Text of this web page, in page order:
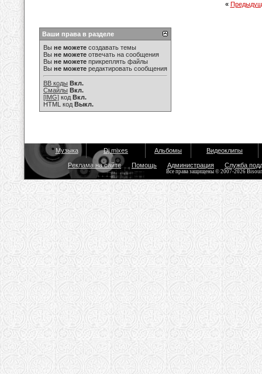
«
Ваши права в разделе
Вы не можете создавать темы
Вы не можете отвечать на сообщения
Вы не можете прикреплять файлы
Вы не можете редактировать сообщения
BB коды Вкл.
Смайлы Вкл.
[IMG] код Вкл.
HTML код Выкл.
Музыка Dj mixes Альбомы Видеоклипы
Реклама на сайте Помощь Администрация Служба
Все права защищены © 2007-2026